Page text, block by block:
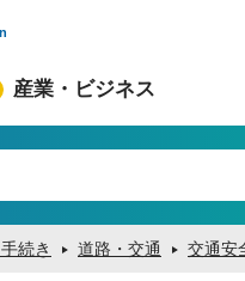
産業・ビジネス
続き 道路・交通 交通安